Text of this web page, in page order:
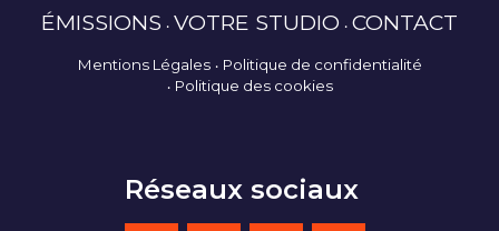
ÉMISSIONS VOTRE STUDIO CONTACT
Mentions Légales
Politique de confidentialité
Politique des cookies
Réseaux sociaux